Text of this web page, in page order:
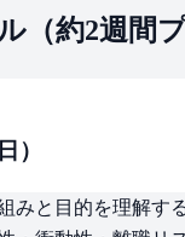
（約2週間プ
）
みと目的を理解す